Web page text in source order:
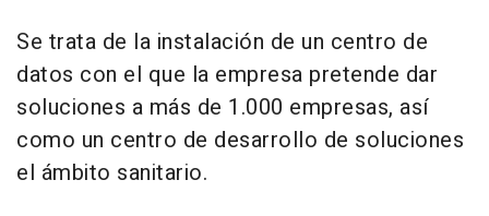
Se trata de la instalación de un centro de
datos con el que la empresa pretende dar
soluciones a más de 1.000 empresas, así
como un centro de desarrollo de soluciones
el ámbito sanitario.